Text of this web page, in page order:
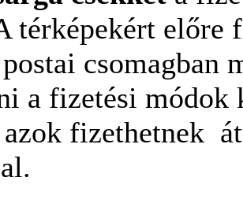
előre
csomagban
a fizetési
azok fizethetnek